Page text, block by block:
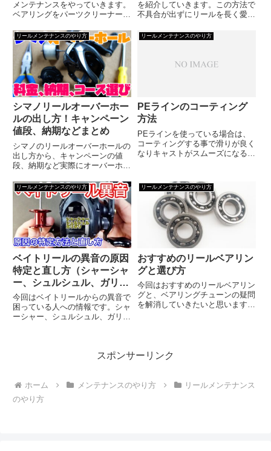
メンテナンスをやっていきます。
ベアリングをパーツクリーナーで
説していきます。最近飛距離が出
なくなったな、とか注油はしてい
るけど洗った事は無かったなとい
う人におすすめです。ここでは
ベ...
を紹介していきます。この方法で
不具合が出ずにリールを長く愛用
リールは、シマノの「19ストラ
ディックC3000XG」です。スピ
は、ドラグをしっかりと締めて...
リールメンテナンスのやり方
シマノリールオーバーホー
ルの出し方！キャンペーン
値段、納期などまとめ
シマノのリールオーバーホールの
出し方から、キャンペーンの値
段、納期など実際にオーバーホー
ていきます。最後に1年使った18
アンタレスDCMDをオーバーホー
ルに出した時の情報を書いていま
す。動画で観たい人はこちらで...
リールメンテナンスのやり方
PEラインのコーティング
方法
PEラインを使っている場合は、
コーティングする事で滑りが良く
なりキャストがスムーズになるの
してライン寿命も少し伸びます
し、1本あれば余裕で2年は持つ
のでコスパも良くおすすめです
リールメンテナンスのやり方
ベイトリールの異音の原因
特定と直し方（シャーシャ
ー、シュルシュル、ガリガ
リ）
今回はベイトリールからの異音で
困っている人への情報です。シャ
ーシャー、シュルシュル、ガリガ
ルシュル、ガリガリ）水の中の砂
リールメンテナンスのやり方
おすすめのリールベアリン
グと選び方
今回はおすすめのリールベアリン
グと、ベアリングチューンの疑問
を解消していきたいと思います。
事があるので、ステンレス製を
選...
スポンサーリンク
ホーム メンテナンスのやり方
リールメンテナンス
のやり方